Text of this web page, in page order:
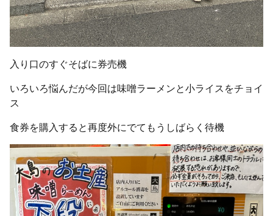
入り口のすぐそばに券売機
いろいろ悩んだが今回は味噌ラーメンと小ライスをチョイ
ス
食券を購入すると再度外にでてもうしばらく待機